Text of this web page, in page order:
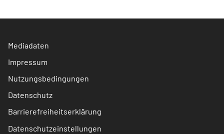
Mediadaten
Impressum
Nutzungsbedingungen
Datenschutz
Barrierefreiheitserklärung
Datenschutzeinstellungen